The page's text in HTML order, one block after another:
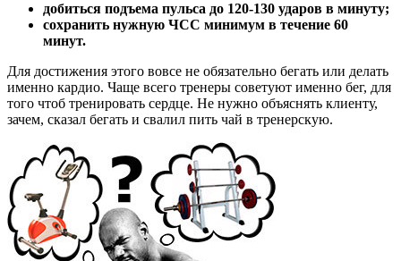
добиться подъема пульса до 120-130 ударов в минуту;
сохранить нужную ЧСС минимум в течение 60
минут.
Для достижения этого вовсе не обязательно бегать или делать
именно кардио. Чаще всего тренеры советуют именно бег, для
того чтоб тренировать сердце. Не нужно объяснять клиенту,
зачем, сказал бегать и свалил пить чай в тренерскую.